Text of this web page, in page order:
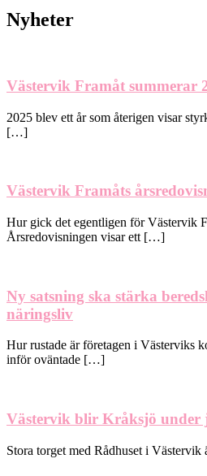
Nyheter
Västervik Framåt summerar
2025 blev ett år som återigen visar
[…]
Västervik Framåts
Hur gick det egentligen för Västervik
Årsredovisningen visar ett […]
Ny satsning ska stärka
näringsliv
Hur rustade är företagen i Västerviks
inför oväntade […]
Västervik blir Kråksjö under
Stora torget med Rådhuset i